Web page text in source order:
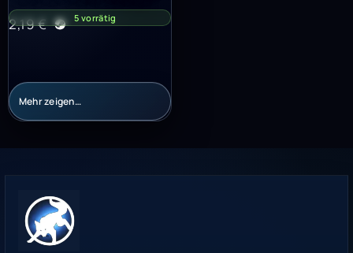
2,19€ 5 vorrätig
Mehr zeigen…